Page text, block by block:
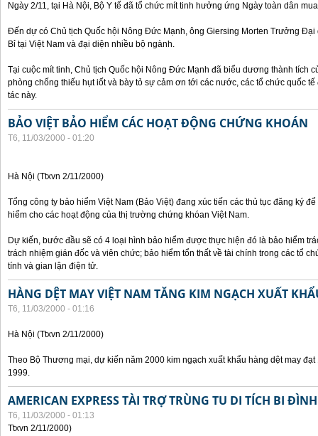
Ngày 2/11, tại Hà Nội, Bộ Y tế đã tổ chức mít tinh hưởng ứng Ngày toàn dân
Đến dự có Chủ tịch Quốc hội Nông Đức Mạnh, ông Giersing Morten Trưởng
Bỉ tại Việt Nam và đại diện nhiều bộ ngành.
Tại cuộc mít tinh, Chủ tịch Quốc hội Nông Đức Mạnh đã biểu dương thành tích
phòng chống thiếu hụt iốt và bày tỏ sự cảm ơn tới các nước, các tổ chức quốc
tác này.
BẢO VIỆT BẢO HIỂM CÁC HOẠT ĐỘNG CHỨNG KHOÁN
T6, 11/03/2000 - 01:20
Hà Nội (Ttxvn 2/11/2000)
Tổng công ty bảo hiểm Việt Nam (Bảo Việt) đang xúc tiến các thủ tục đăng ký
hiểm cho các hoạt động của thị trường chứng khóan Việt Nam.
Dự kiến, bước đầu sẽ có 4 loại hình bảo hiểm được thực hiện đó là bảo hiểm
trách nhiệm gián đốc và viên chức; bảo hiểm tổn thất về tài chính trong các tổ
tính và gian lận điện tử.
HÀNG DỆT MAY VIỆT NAM TĂNG KIM NGẠCH XUẤT
T6, 11/03/2000 - 01:16
Hà Nội (Ttxvn 2/11/2000)
Theo Bộ Thương mại, dự kiến năm 2000 kim ngạch xuất khẩu hàng dệt may
1999.
AMERICAN EXPRESS TÀI TRỢ TRÙNG TU DI TÍCH BI ĐÌNH
T6, 11/03/2000 - 01:13
Ttxvn 2/11/2000)